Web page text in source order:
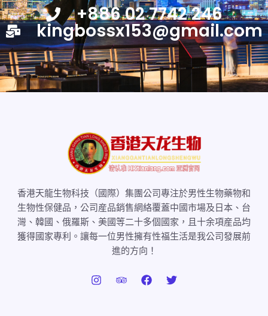
+886 02 7742 246
kingbossx153@gmail.com
香港天龍生物科技（國際）集團公司專注於男性生物藥物和
生物性保健品，公司産品銷售網絡覆蓋中國市場及日本、台
灣、韓國、俄羅斯、美國等二十多個國家，且十余項産品均
獲得國家專利。讓每一位男性擁有性福生活是我公司發展前
進的方向！